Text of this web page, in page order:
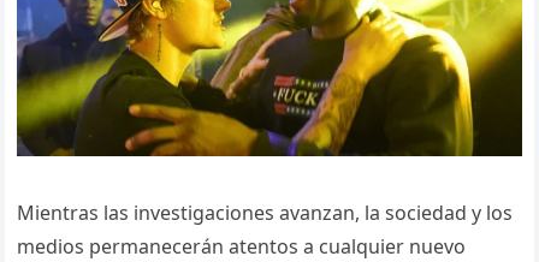
Mientras las investigaciones avanzan, la sociedad y los
medios permanecerán atentos a cualquier nuevo